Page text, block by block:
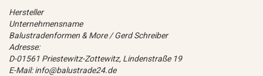
Hersteller
Unternehmensname
Balustradenformen & More / Gerd Schreiber
Adresse:
D-01561 Priestewitz-Zottewitz, Lindenstraße 19
E-Mail: info@balustrade24.de